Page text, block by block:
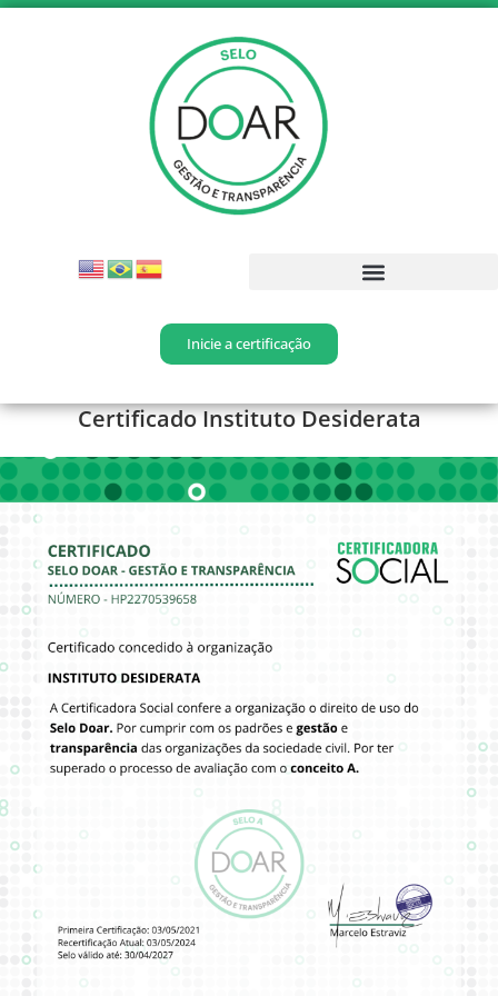
Inicie a certificação
Certificado Instituto Desiderata